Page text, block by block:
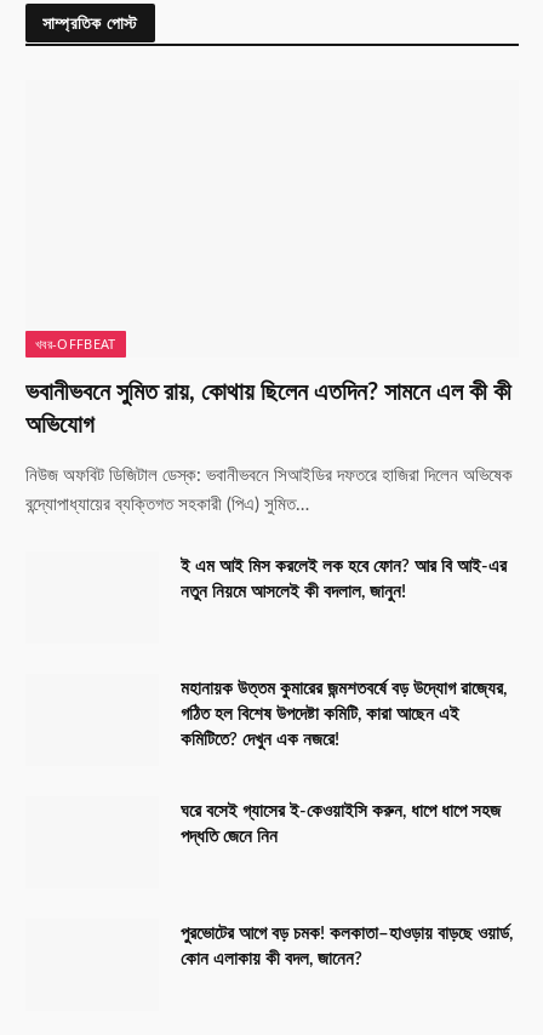
সাম্প্রতিক পোস্ট
খবর-OFFBEAT
ভবানীভবনে সুমিত রায়, কোথায় ছিলেন এতদিন? সামনে এল কী কী
অভিযোগ
নিউজ অফবিট ডিজিটাল ডেস্ক: ভবানীভবনে সিআইডির দফতরে হাজিরা দিলেন অভিষেক
বন্দ্যোপাধ্যায়ের ব্যক্তিগত সহকারী (পিএ) সুমিত…
ই এম আই মিস করলেই লক হবে ফোন? আর বি আই-এর
নতুন নিয়মে আসলেই কী বদলাল, জানুন!
মহানায়ক উত্তম কুমারের জন্মশতবর্ষে বড় উদ্যোগ রাজ্যের,
গঠিত হল বিশেষ উপদেষ্টা কমিটি, কারা আছেন এই
কমিটিতে? দেখুন এক নজরে!
ঘরে বসেই গ্যাসের ই-কেওয়াইসি করুন, ধাপে ধাপে সহজ
পদ্ধতি জেনে নিন
পুরভোটের আগে বড় চমক! কলকাতা–হাওড়ায় বাড়ছে ওয়ার্ড,
কোন এলাকায় কী বদল, জানেন?